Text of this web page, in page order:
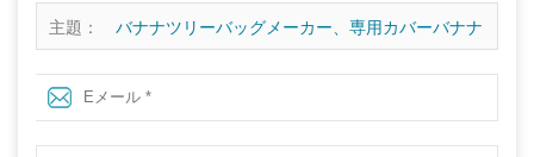
主題： バナナツリーバッグメーカー、専用カバーバナナ
ツリーバッグ、バナナ育成バッグ、中国での販売